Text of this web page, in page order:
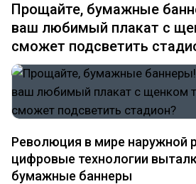
Прощайте, бумажные
ваш любимый плакат с
сможет подсветить
Революция в мире наружной
цифровые технологии
бумажные баннеры